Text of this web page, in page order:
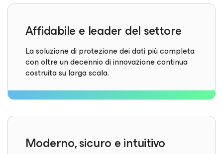
Affidabile e leader del settore
La soluzione di protezione dei dati più completa
con oltre un decennio di innovazione continua
costruita su larga scala.
Moderno, sicuro e intuitivo